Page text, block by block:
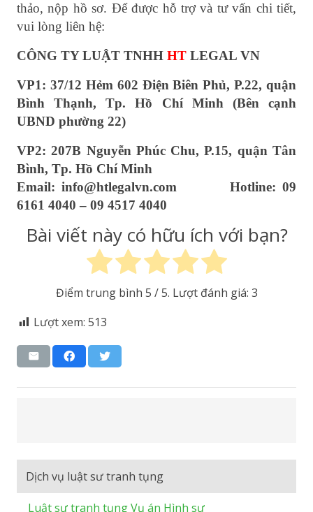
Dịch vụ luật sư tranh tụng
Luật sư tranh tụng Vụ án Hình sự
thảo, nộp hồ sơ. Để được hỗ trợ và tư vấn chi tiết,
vui lòng liên hệ:
CÔNG TY LUẬT TNHH HT LEGAL VN
VP1: 37/12 Hẻm 602 Điện Biên Phủ, P.22, quận
Bình Thạnh, Tp. Hồ Chí Minh (Bên cạnh
UBND phường 22)
VP2: 207B Nguyễn Phúc Chu, P.15, quận Tân
Bình, Tp. Hồ Chí Minh
Email: info@htlegalvn.com Hotline: 09
6161 4040 – 09 4517 4040
Bài viết này có hữu ích với bạn?
Điểm trung bình 5 / 5. Lượt đánh giá: 3
Lượt xem: 513